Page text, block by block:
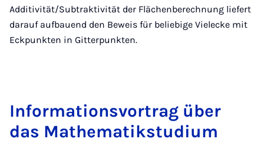
Additivität/Subtraktivität der Flächenberechnung liefert
darauf aufbauend den Beweis für beliebige Vielecke mit
Eckpunkten in Gitterpunkten.
In­for­ma­ti­ons­vor­trag über
das Ma­the­ma­tik­stu­di­um